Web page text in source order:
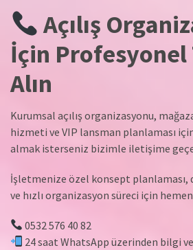
Açılış
İçin
Alın
Kurumsal açılış organizasyonu,
hizmeti ve VIP lansman planlaması
almak isterseniz bizimle iletişime
İşletmenize özel konsept planlaması,
ve hızlı organizasyon süreci için hemen
0532 576 40 82
24 saat WhatsApp üzerinden bilgi